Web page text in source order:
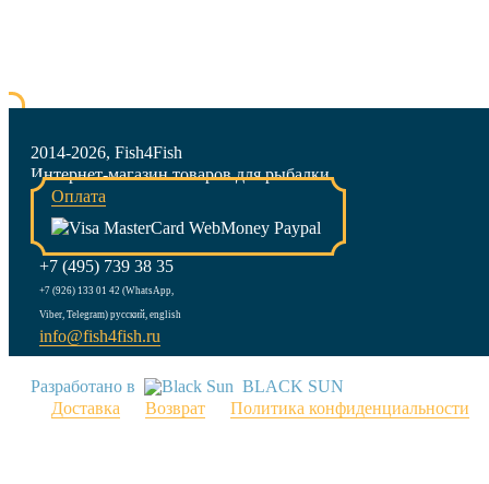
2014-2026, Fish4Fish
Интернет-магазин товаров для рыбалки
Оплата
+7 (495) 739 38 35
+7 (926) 133 01 42 (WhatsApp,
Viber, Telegram) русский, english
info@fish4fish.ru
Разработано в
BLACK SUN
Доставка
Возврат Политика конфиденциальности